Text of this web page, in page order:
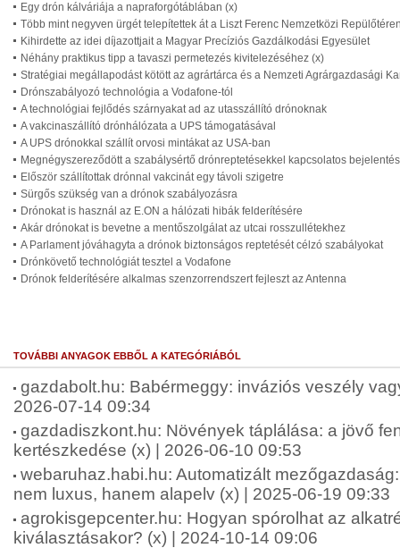
Egy drón kálváriája a napraforgótáblában (x)
Több mint negyven ürgét telepítettek át a Liszt Ferenc Nemzetközi
Kihirdette az idei díjazottjait a Magyar Precíziós Gazdálkodási Egyesület
Néhány praktikus tipp a tavaszi permetezés kivitelezéséhez (x)
Stratégiai megállapodást kötött az agrártárca és a Nemzeti Agrárgazdasági
Drónszabályozó technológia a Vodafone-tól
A technológiai fejlődés szárnyakat ad az utasszállító drónoknak
A vakcinaszállító drónhálózata a UPS támogatásával
A UPS drónokkal szállít orvosi mintákat az USA-ban
Megnégyszereződött a szabálysértő drónreptetésekkel kapcsolatos
Először szállítottak drónnal vakcinát egy távoli szigetre
Sürgős szükség van a drónok szabályozásra
Drónokat is használ az E.ON a hálózati hibák felderítésére
Akár drónokat is bevetne a mentőszolgálat az utcai rosszullétekhez
A Parlament jóváhagyta a drónok biztonságos reptetését célzó szabályokat
Drónkövető technológiát tesztel a Vodafone
Drónok felderítésére alkalmas szenzorrendszert fejleszt az Antenna
TOVÁBBI ANYAGOK EBBŐL A KATEGÓRIÁBÓL
gazdabolt.hu: Babérmeggy: inváziós veszély
2026-07-14 09:34
gazdadiszkont.hu: Növények táplálása: a jövő
kertészkedése (x) | 2026-06-10 09:53
webaruhaz.habi.hu: Automatizált
nem luxus, hanem alapelv (x) | 2025-06-19 09:33
agrokisgepcenter.hu: Hogyan spórolhat az
kiválasztásakor? (x) | 2024-10-14 09:06